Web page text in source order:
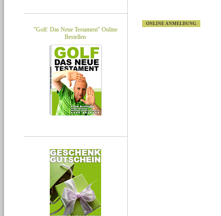
"Golf: Das Neue Testament" Online
Bestellen
ONLINE ANMELDUNG